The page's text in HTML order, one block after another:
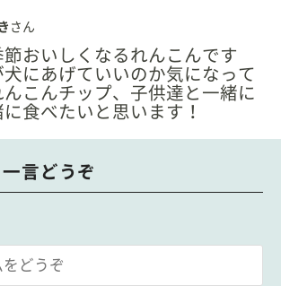
さん
節おいしくなるれんこんです
にあげていいのか気になって
こんチップ、子供達と一緒に
食べたいと思います！
言どうぞ